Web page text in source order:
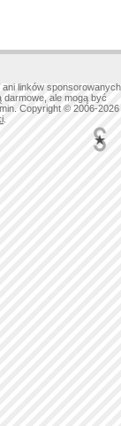
linków sponsorowanych
darmowe, ale mogą być
Copyright © 2006-2026